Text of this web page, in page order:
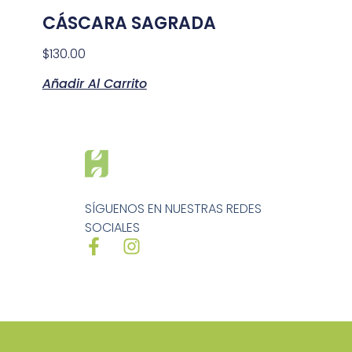
CÁSCARA SAGRADA
$130.00
Añadir Al Carrito
SÍGUENOS EN NUESTRAS REDES
SOCIALES